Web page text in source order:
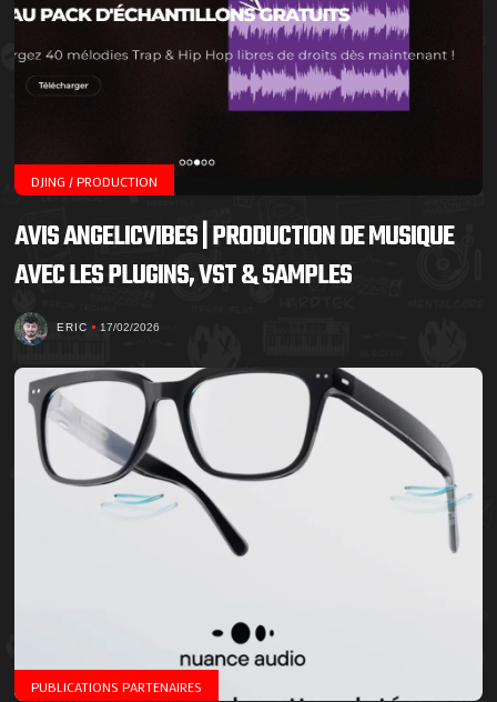
DJING / PRODUCTION
AVIS ANGELICVIBES | PRODUCTION DE MUSIQUE
AVEC LES PLUGINS, VST & SAMPLES
ERIC 17/02/2026
PUBLICATIONS PARTENAIRES